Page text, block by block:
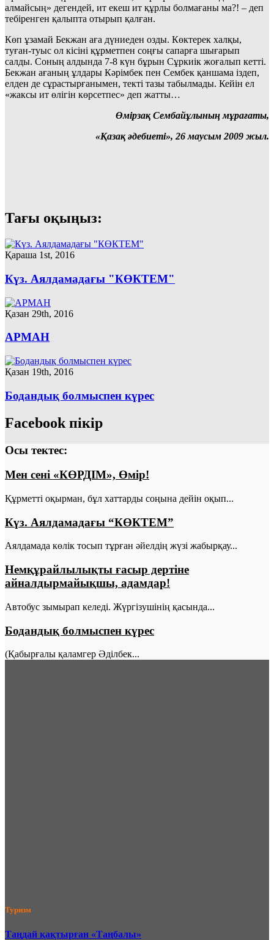
алмайсың» дегендей, ит екеш ит құрлы болмағаны ма?! – деп
тебіренген қалыпта отырып қалған.
Көп ұзамай Бекжан аға дүниеден озды. Көктерек халқы,
туған-туыс ол кісіні құрметпен соңғы сапарға шығарып
салды. Соның алдында 7-8 күн бұрын Сұркиік жоғалып кетті.
Бекжан ағаның ұлдары Кәрімбек пен Сембек қаншама іздеп,
елден де сұрастырғанымен, текті тазы табылмады. Кейін ел
«жаксы ит өлігін көрсетпес» деп жатты…
Өмірзақ Сембайұлының мұрағаты,
«Қазақ әдебиеті», 26 маусым 2009 жыл.
Тағы оқыңыз:
Қараша 1st, 2016
Күз. Аялдамадағы "КӨКТЕМ"
Қазан 29th, 2016
АРМАН
Қазан 19th, 2016
Бодандық болмыспен күрес
Facebook пікір
Осы тектес:
Мен сені «КӨРДІМ», Өмір!
Құрметті оқырман, бұл хаттарды соңына дейін оқып...
Күз. Аялдамадағы “КӨКТЕМ”
Аялдамада көлік тосып тұрған әйелдің жүзі жабырқау...
Немқұрайлылықты ғасыр дертіне
айналдырмайықшы, адамдар!
Автобус зымырап келеді. Жүргізушінің қасында...
Бодандық болмыспен күрес
(Қабырғалы қаламгер Әділбек...
Туризм
Таңдай қақтырған «Таңбалы»